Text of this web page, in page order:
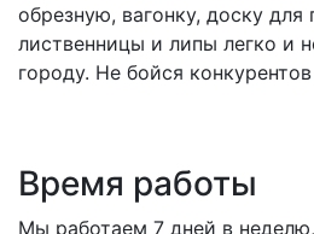
обрезную, вагонку, доску для
лиственницы и липы легко и
городу. Не бойся
Время работы
Мы работаем 7 дней в